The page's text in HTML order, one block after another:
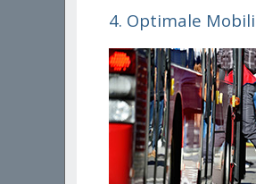
4. Optimale